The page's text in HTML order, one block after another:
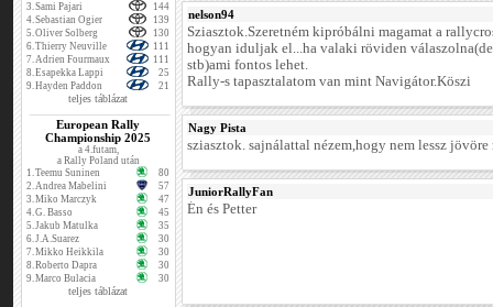
3.Sami Pajari
144
4.Sebastian Ogier
139
5.Oliver Solberg
130
6.Thierry Neuville
111
7.Adrien Fourmaux
111
8.Esapekka Lappi
25
9.Hayden Paddon 21
teljes táblázat
European Rally
Championship 2025
a 4.futam,
a Rally Poland után
1.Teemu Suninen
80
2.Andrea Mabelini
57
3.Miko Marczyk
47
4.G. Basso
45
5.Jakub Matulka
35
6.J.A.Suarez
30
7.Mikko Heikkila
30
8.Roberto Dapra
30
9.Marco Bulacia 30
teljes táblázat
nelson94
Sziasztok.Szeretném kipróbálni magamat a
hogyan iduljak el...ha valaki röviden
stb)ami fontos lehet.
Rally-s tapasztalatom van mint Navigátor.Köszi
Nagy Pista
sziasztok. sajnálattal nézem,hogy nem lessz
JuniorRallyFan
Én és Petter